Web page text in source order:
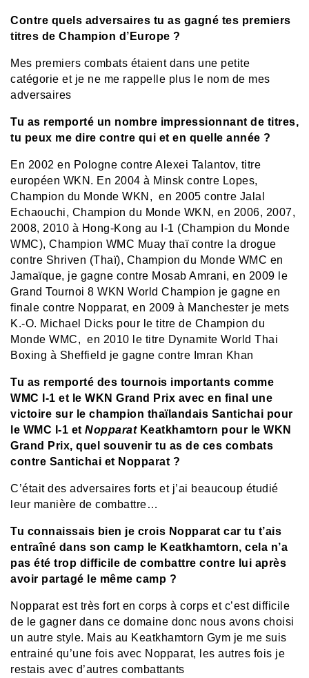
Contre quels adversaires tu as gagné tes premiers
titres de Champion d’Europe ?
Mes premiers combats étaient dans une petite
catégorie et je ne me rappelle plus le nom de mes
adversaires
Tu as remporté un nombre impressionnant de titres,
tu peux me dire contre qui et en quelle année ?
En 2002 en Pologne contre Alexei Talantov, titre
européen WKN. En 2004 à Minsk contre Lopes,
Champion du Monde WKN, en 2005 contre Jalal
Echaouchi, Champion du Monde WKN, en 2006, 2007,
2008, 2010 à Hong-Kong au I-1 (Champion du Monde
WMC), Champion WMC Muay thaï contre la drogue
contre Shriven (Thaï), Champion du Monde WMC en
Jamaïque, je gagne contre Mosab Amrani, en 2009 le
Grand Tournoi 8 WKN World Champion je gagne en
finale contre Nopparat, en 2009 à Manchester je mets
K.-O. Michael Dicks pour le titre de Champion du
Monde WMC, en 2010 le titre Dynamite World Thai
Boxing à Sheffield je gagne contre Imran Khan
Tu as remporté des tournois importants comme
WMC I-1 et le WKN Grand Prix avec en final une
victoire sur le champion thaïlandais Santichai pour
le WMC I-1 et NopparatKeatkhamtorn pour le WKN
Grand Prix, quel souvenir tu as de ces combats
contre Santichai et Nopparat ?
C’était des adversaires forts et j’ai beaucoup étudié
leur manière de combattre…
Tu connaissais bien je crois Nopparat car tu t’ais
entraîné dans son camp le Keatkhamtorn, cela n’a
pas été trop difficile de combattre contre lui après
avoir partagé le même camp ?
Nopparat est très fort en corps à corps et c’est difficile
de le gagner dans ce domaine donc nous avons choisi
un autre style. Mais au Keatkhamtorn Gym je me suis
entrainé qu’une fois avec Nopparat, les autres fois je
restais avec d’autres combattants